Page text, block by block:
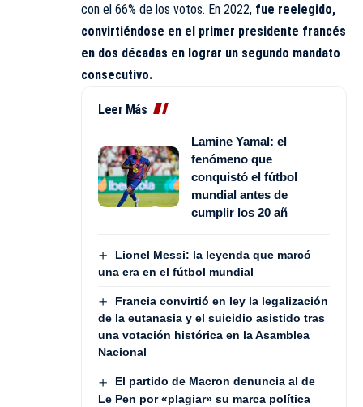
con el 66% de los votos. En 2022, fue reelegido,
convirtiéndose en el primer presidente francés
en dos décadas en lograr un segundo mandato
consecutivo.
Leer Más
Lamine Yamal: el
fenómeno que
conquistó el fútbol
mundial antes de
cumplir los 20 añ
Lionel Messi: la leyenda que marcó
una era en el fútbol mundial
Francia convirtió en ley la legalización
de la eutanasia y el suicidio asistido tras
una votación histórica en la Asamblea
Nacional
El partido de Macron denuncia al de
Le Pen por «plagiar» su marca política